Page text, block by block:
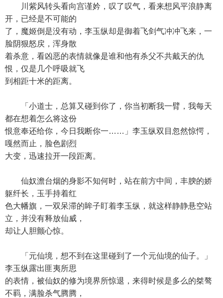
川紫风转头看向宫谨妗，叹了叹气，看来想风平浪静离
开，已经是不可能的
了，魔姬倒是没有动，李玉纵却是御着飞剑气冲冲飞来，一
脸阴狠怒戻，浑身散
着杀意，看凶恶的表情就像是谁和他有杀父不共戴天的仇
恨，仅是几个呼吸就飞
到相距十米的距离。
「小道士，总算又碰到你了，你当初断我一臂，我每天
都在想着怎么将这份
恨意奉还给你，今日我断你一……」李玉纵双目忽然惊愕，
嘎然而止，脸色剧烈
大变，迅速拉开一段距离。
仙奴澹台烟的身影不知何时，站在前方中间，丰腴的娇
躯纤长，玉手持着红
色大幡旗，一双呆滞的眸子盯着李玉纵，就这样静静悬空站
立，并没有释放仙威，
却让人胆颤心惊。
「元仙境，想不到在这里碰到了一个元仙境的仙子。」
李玉纵露出匪夷所思
的表情，被仙奴的修为境界所惊退，来得时候是多么的桀骜
不羁，满脸杀气腾腾，